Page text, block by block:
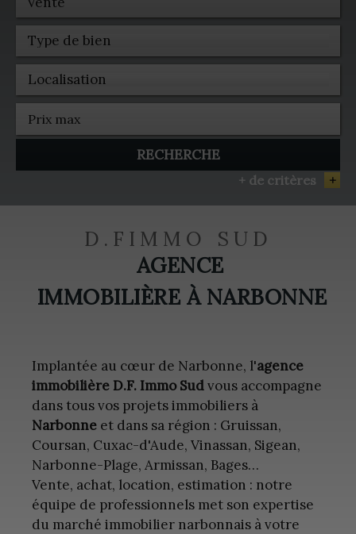
10KM 25KM
RECHERCHE
+ de critères +
D.FIMMO SUD
AGENCE
IMMOBILIÈRE À NARBONNE
Implantée au cœur de Narbonne, l'agence
immobilière D.F. Immo Sudvous accompagne
dans tous vos projets immobiliers à
Narbonne et dans sa région : Gruissan,
Coursan, Cuxac-d'Aude, Vinassan, Sigean,
Narbonne-Plage, Armissan, Bages…
Vente, achat, location, estimation : notre
équipe de professionnels met son expertise
du marché immobilier narbonnais à votre